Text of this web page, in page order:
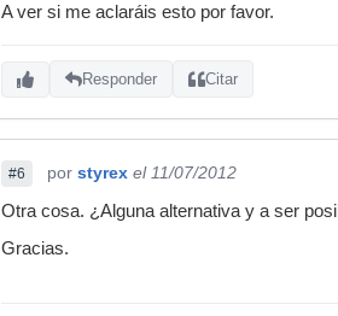
A ver si me aclaráis esto por favor.
Responder Citar
#6 por styrex el 11/07/2012
Otra cosa. ¿Alguna alternativa y a ser
Gracias.